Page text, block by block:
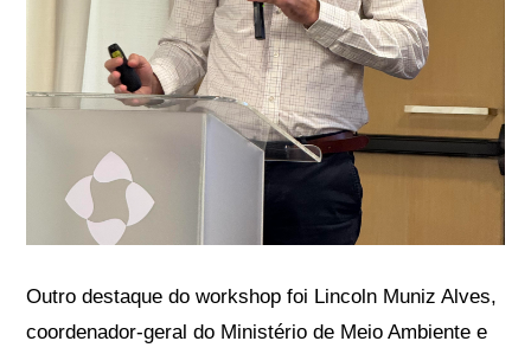
Outro destaque do workshop foi Lincoln Muniz Alves,
coordenador-geral do Ministério de Meio Ambiente e